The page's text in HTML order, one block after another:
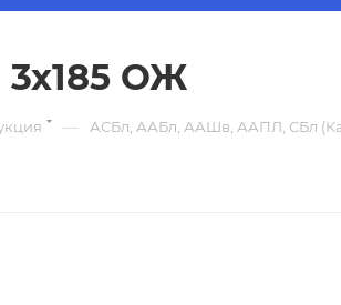
ОЖ
— АСБл, ААБл, ААШв, ААПЛ, СБл